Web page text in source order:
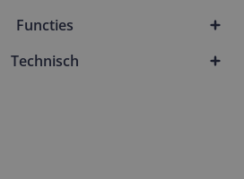
Functies
Technisch